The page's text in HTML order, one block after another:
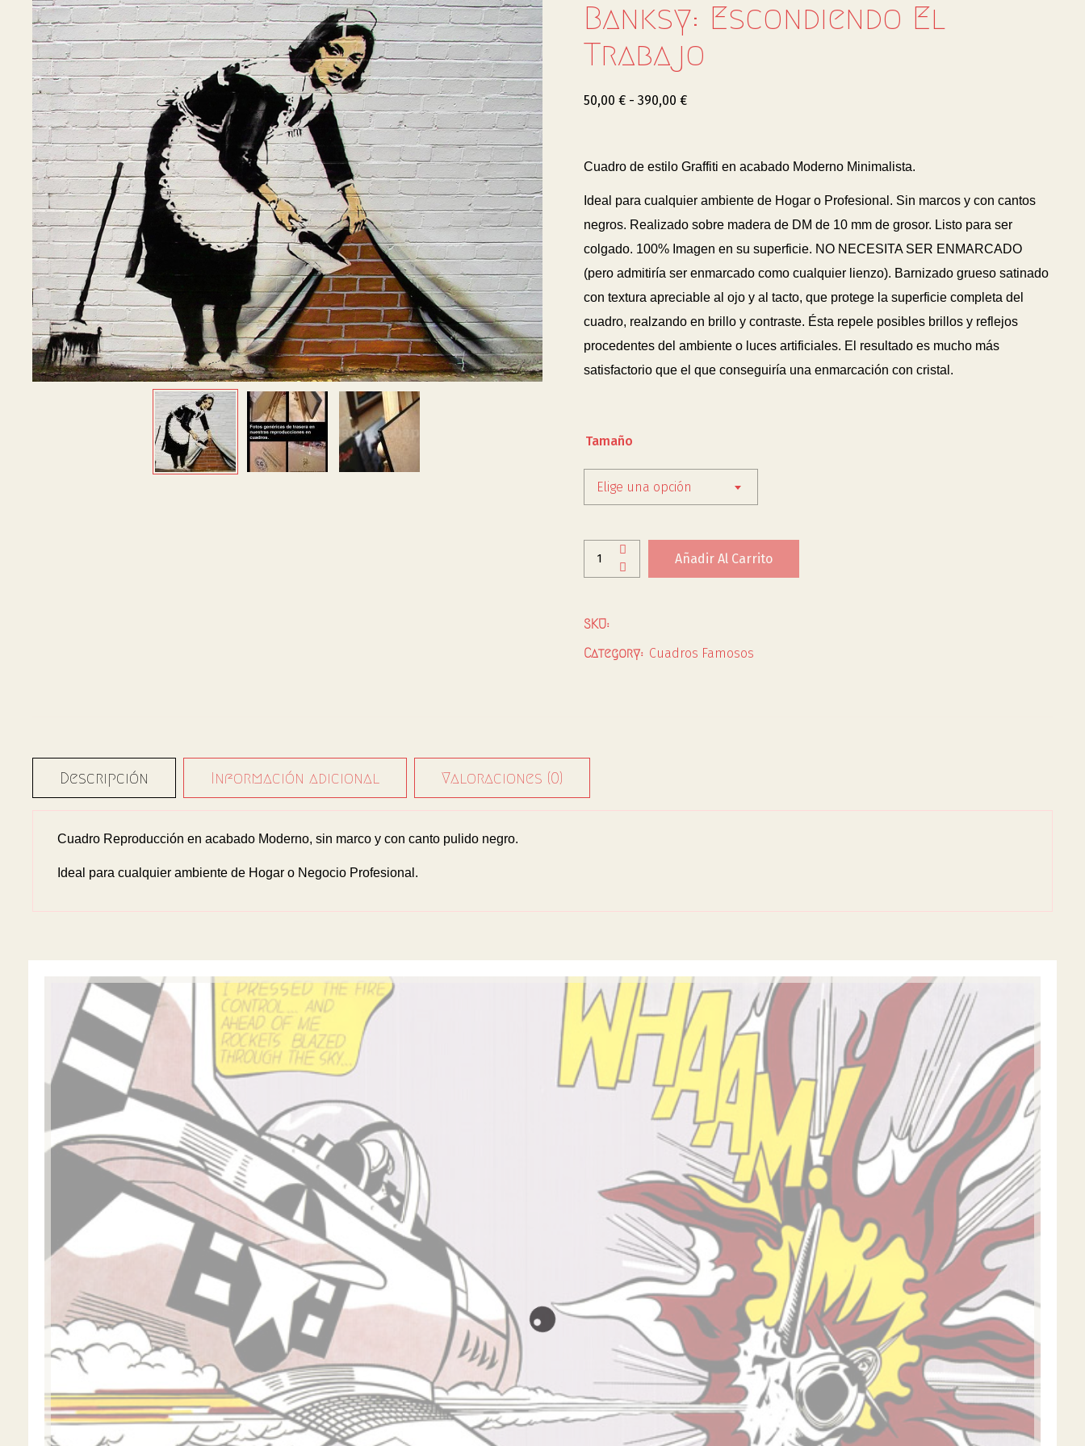
Banksy: Escondiendo El
Trabajo
50,00 € - 390,00 €
Cuadro de estilo Graffiti en acabado Moderno Minimalista.
Ideal para cualquier ambiente de Hogar o Profesional. Sin marcos y con cantos
negros. Realizado sobre madera de DM de 10 mm de grosor. Listo para ser
colgado. 100% Imagen en su superficie. NO NECESITA SER ENMARCADO
(pero admitiría ser enmarcado como cualquier lienzo). Barnizado grueso satinado
con textura apreciable al ojo y al tacto, que protege la superficie completa del
cuadro, realzando en brillo y contraste. Ésta repele posibles brillos y reflejos
procedentes del ambiente o luces artificiales. El resultado es mucho más
satisfactorio que el que conseguiría una enmarcación con cristal.
Tamaño
Elige una opción
Añadir Al Carrito
SKU:
Category: Cuadros Famosos
Descripción Información adicional Valoraciones (0)
Cuadro Reproducción en acabado Moderno, sin marco y con canto pulido negro.
Ideal para cualquier ambiente de Hogar o Negocio Profesional.